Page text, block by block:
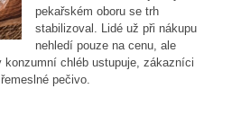
pekařském oboru se trh
stabilizoval. Lidé už při nákupu
nehledí pouze na cenu, ale
chléb ustupuje, zákazníci
pečivo.